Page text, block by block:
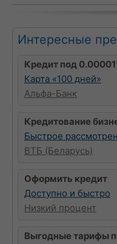
Интересные
Кредит под
Карта «100 дней»
Альфа-Банк
Кредитование
Быстрое
ВТБ (Беларусь)
Оформить кредит
Доступно и быстро
Низкий процент
Выгодные тарифы